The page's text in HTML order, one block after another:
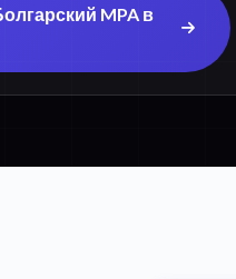
MPA в